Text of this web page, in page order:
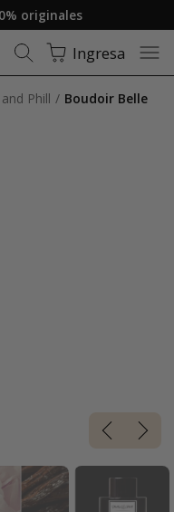
originales
Ingresa
Phill Boudoir Belle